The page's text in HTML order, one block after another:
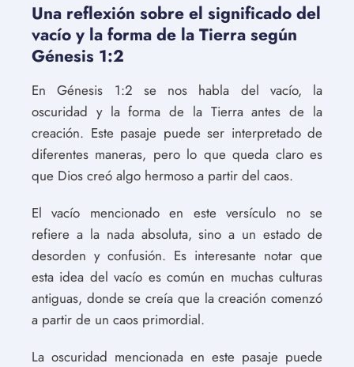
Una reflexión sobre el significado del
vacío y la forma de la Tierra según
Génesis 1:2
En Génesis 1:2 se nos habla del vacío, la
oscuridad y la forma de la Tierra antes de la
creación. Este pasaje puede ser interpretado de
diferentes maneras, pero lo que queda claro es
que Dios creó algo hermoso a partir del caos.
El vacío mencionado en este versículo no se
refiere a la nada absoluta, sino a un estado de
desorden y confusión. Es interesante notar que
esta idea del vacío es común en muchas culturas
antiguas, donde se creía que la creación comenzó
a partir de un caos primordial.
La oscuridad mencionada en este pasaje puede